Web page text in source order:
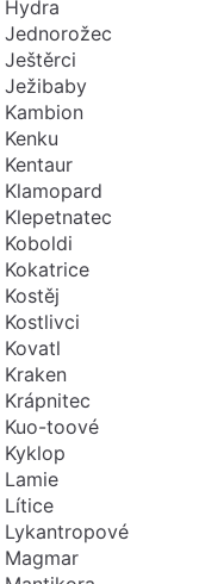
Hydra
Jednorožec
Ještěrci
Ježibaby
Kambion
Kenku
Kentaur
Klamopard
Klepetnatec
Koboldi
Kokatrice
Kostěj
Kostlivci
Kovatl
Kraken
Krápnitec
Kuo-toové
Kyklop
Lamie
Lítice
Lykantropové
Magmar